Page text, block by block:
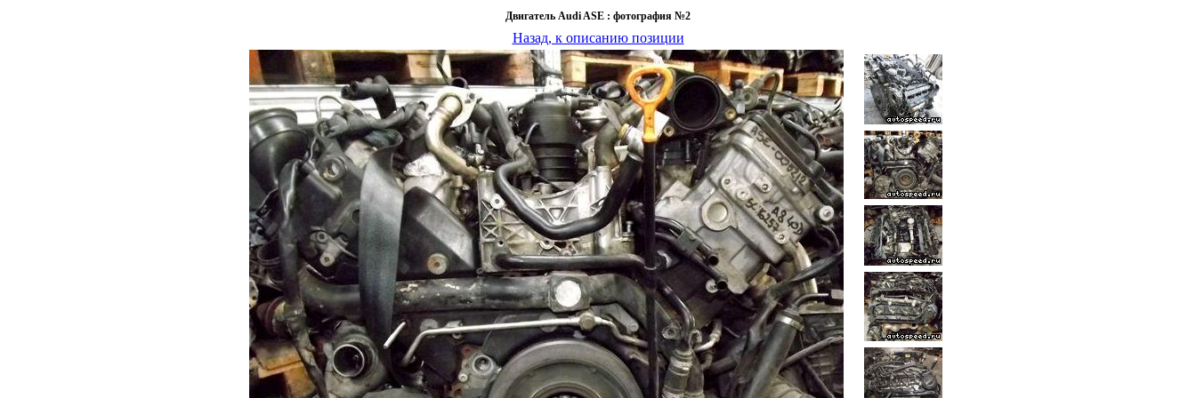
Двигатель Audi ASE : фотография №2
Назад, к описанию позиции